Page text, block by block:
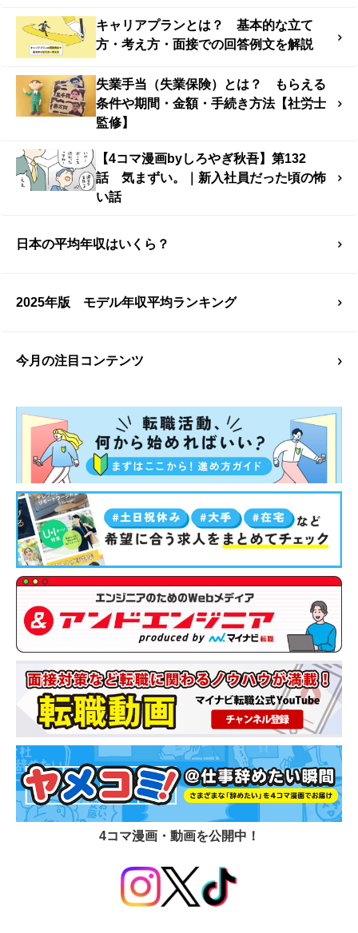
キャリアプランとは？ 基本的な立て
方・考え方・面接での回答例文を解説
失業手当（失業保険）とは？ もらえる
条件や期間・金額・手続き方法【社労士
監修】
【4コマ漫画byしろやぎ秋吾】第132
話 気まずい。｜新入社員だった頃の怖
い話
日本の平均年収はいくら？
2025年版 モデル年収平均ランキング
今月の注目コンテンツ
4コマ漫画・動画を公開中！